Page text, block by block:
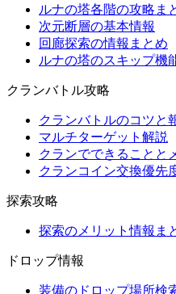
ルナの塔各階の攻略ま
次元断層の基本情報
回廊探索の情報まとめ
ルナの塔のスキップ機
クランバトル攻略
クランバトルのコツと
マルチターゲット解説
クランでできることと
クランコイン交換優先
探索攻略
探索のメリット情報ま
ドロップ情報
装備のドロップ場所検